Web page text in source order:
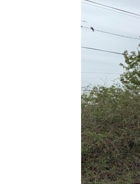
КРЫМ.НЕПОКОРЕННЫЙ